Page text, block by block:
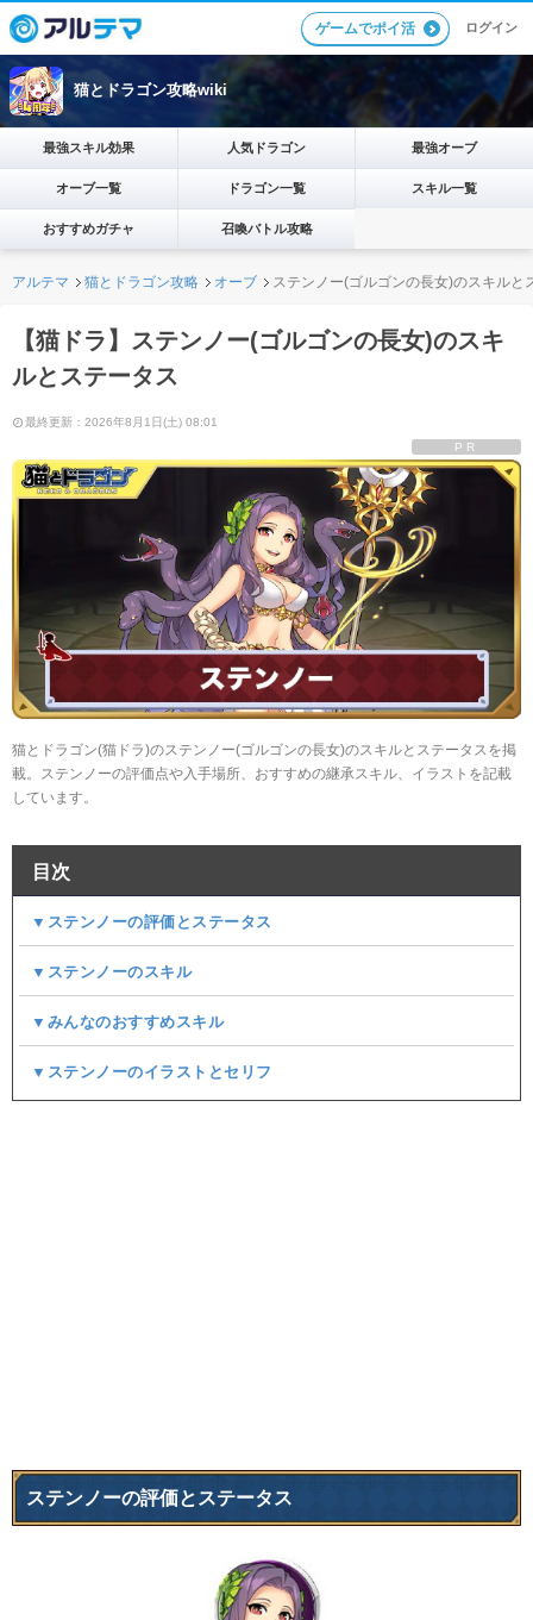
ゲームでポイ活 ログイン
猫とドラゴン攻略wiki
最強スキル効果 人気ドラゴン 最強オーブ
オーブ一覧 ドラゴン一覧 スキル一覧
おすすめガチャ 召喚バトル攻略
アルテマ 猫とドラゴン攻略 オーブ ステンノー(ゴルゴンの長女)のスキルと
【猫ドラ】ステンノー(ゴルゴンの長女)のスキ
ルとステータス
最終更新：2026年8月1日(土) 08:01
PR
猫とドラゴン(猫ドラ)のステンノー(ゴルゴンの長女)のスキルとステータスを掲
載。ステンノーの評価点や入手場所、おすすめの継承スキル、イラストを記載
しています。
目次
▼ステンノーの評価とステータス
▼ステンノーのスキル
▼みんなのおすすめスキル
▼ステンノーのイラストとセリフ
ステンノーの評価とステータス